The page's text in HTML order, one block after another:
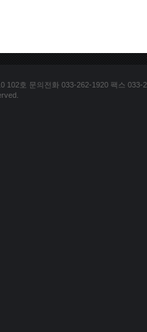
102호 문의전화 033-262-1920 팩스 033-